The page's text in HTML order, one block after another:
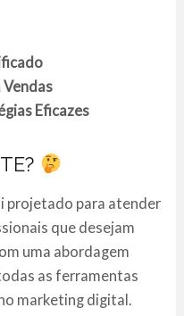
Eficazes
projetado para atender
que desejam
uma abordagem
as ferramentas
marketing digital.